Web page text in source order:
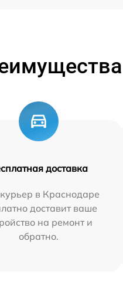
доставка
в Краснодаре
доставит ваше
на ремонт и
обратно.